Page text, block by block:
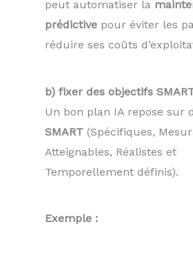
peut automatiser la
prédictive pour éviter les
réduire ses coûts
b) fixer des objectifs
Un bon plan IA repose sur
SMART (Spécifiques,
Atteignables, Réalistes et
Temporellement définis).
Exemple :